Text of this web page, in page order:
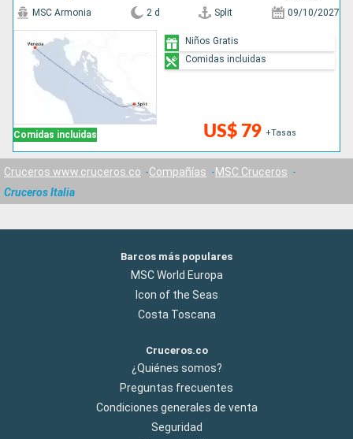
Comidas incluidas
MSC Armonia 2 d Split 09/10/2027
US$ 79 +Tasas
Niños Gratis
Comidas incluidas
Cruceros www.cruceros.co Compañías
MSC Cruceros
Cruceros Italia
Barcos más populares
MSC World Europa
Icon of the Seas
Costa Toscana
Cruceros.co
¿Quiénes somos?
Preguntas frecuentes
Condiciones generales de venta
Seguridad